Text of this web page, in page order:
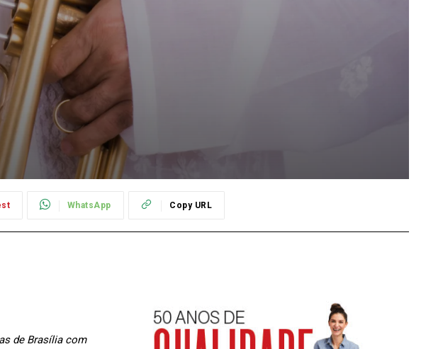
WhatsApp Copy URL
de Brasília com